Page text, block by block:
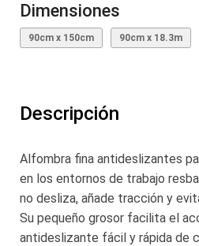
Dimensiones
90cm x 150cm 90cm x 18.3m
Descripción
Alfombra fina antideslizantes
en los entornos de trabajo
no desliza, añade tracción y
Su pequeño grosor facilita el
antideslizante fácil y rápida de